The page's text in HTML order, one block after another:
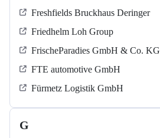
Freshfields Bruckhaus Deringer
Friedhelm Loh Group
FrischeParadies GmbH & Co. KG
FTE automotive GmbH
Fürmetz Logistik GmbH
G